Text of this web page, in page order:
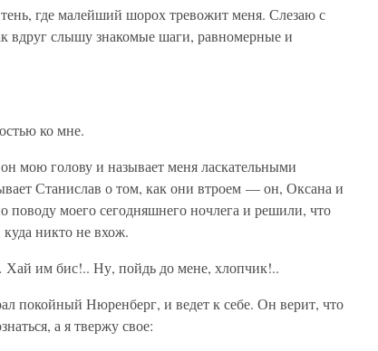
где малейший шорох тревожит меня. Слезаю с
вдруг слышу знакомые шаги, равномерные и
ко мне.
мою голову и называет меня ласкательными
Станислав о том, как они втроем — он, Оксана и
моего сегодняшнего ночлега и решили, что
никто не вхож.
им бис!.. Ну, пойдь до мене, хлопчик!..
покойный Нюренберг, и ведет к себе. Он верит, что
а я твержу свое: